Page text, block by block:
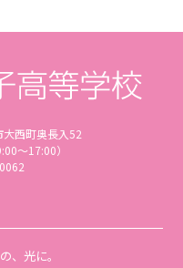
西町奥長入52
〜17:00）
、光に。